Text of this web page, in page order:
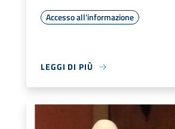
Accesso all'informazione
LEGGI DI PIÙ